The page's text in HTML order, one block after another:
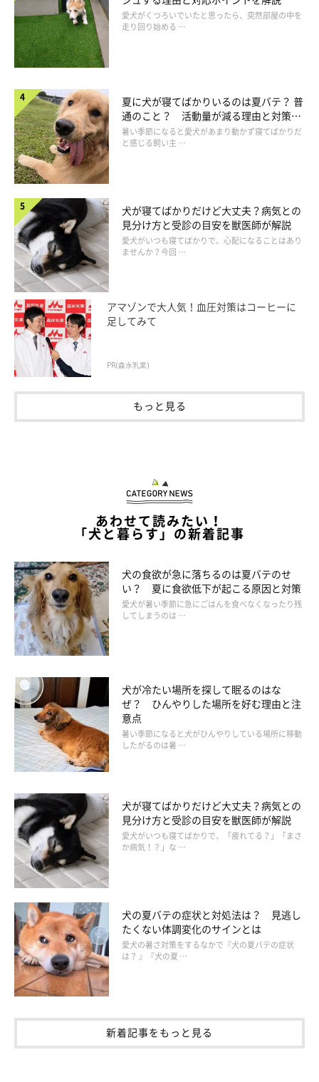
肉は犬の食性にあった食材ですが、与え過ぎは栄養を偏らせてし
まうので注意を。
また、生肉では、サルモネラ菌や大腸菌といった食中毒を起こす
原因となる菌が付着していることもあるので、与える場合はしっ
かり加熱したうえで、味つけせずに与えましょう。
鹿肉は……○
与える場合……5～10g
鹿肉は、脂肪やコレステロールが少ない赤身の肉で、たんぱく質
与えるなら加熱した状態で5～10g程度が○。
キヌア
健康食材でもとくに注目されているのが、キヌアをはじめとした
シード・穀類です。
水を含ませるとふくらむ特性があるので、おなかの中で急にふく
犬に与える場合はあらかじめ水を吸収させてから与えましょう。
キヌアは……△
与える場合……水を含ませた状態で5g
人ではダイエットを目的としたカサ増し用に使うことが多いです
が、犬へのダイエット効果が期待できるかはわかっていません。
愛犬がくつろいでいたと思ったら、突然部屋の中を
走り回り始める …
夏に犬が寝てばかりいるのは夏バテ？ 普
通のこと？ 活動量が減る理由と対策と
は
暑い季節になると愛犬があまり動かず寝てばかりだ
と感じる飼い主 …
犬が寝てばかりだけど大丈夫？病気との
見分け方と受診の目安を獣医師が解説
愛犬がいつも寝てばかりで、心配になることはあり
ませんか？今回 …
アマゾンで大人気！血圧対策はコーヒーに
足してみて
PR(森永乳業)
もっと見る
あわせて読みたい！
「犬と暮らす」の新着記事
犬の食欲が急に落ちるのは夏バテのせ
い？ 夏に食欲低下が起こる原因と対策
愛犬が暑い季節に急にごはんを食べなくなったり残
してしまうのは …
犬が冷たい場所を探して眠るのはな
ぜ？ ひんやりした場所を好む理由と注
意点
暑い季節になると犬がひんやりしている場所に移動
したがるのは暑 …
犬が寝てばかりだけど大丈夫？病気との
見分け方と受診の目安を獣医師が解説
愛犬がいつも寝てばかりで、「疲れてる？」「まさ
か病気！？」な …
犬の夏バテの症状と対処法は？ 見逃し
たくない体調変化のサインとは
愛犬の暑さ対策をするなかで『犬の夏バテの症状
は？ 』『犬の夏 …
新着記事をもっと見る